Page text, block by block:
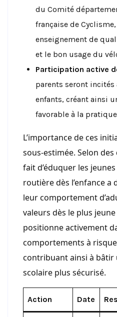
du Comité
française de
enseignement de
et le bon usage du
Participation active
parents seront incités
enfants, créant ainsi
favorable à la
L’importance de ces
sous-estimée. Selon
fait d’éduquer les
routière dès l’enfance
leur comportement
valeurs dès le plus
positionne activement
comportements à
contribuant ainsi à
scolaire plus sécurisé.
Action Date